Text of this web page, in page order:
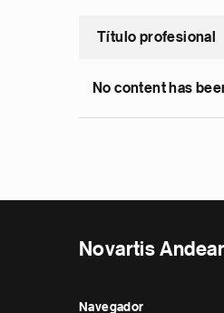
Título profesional
No content has
Novartis
Navegador